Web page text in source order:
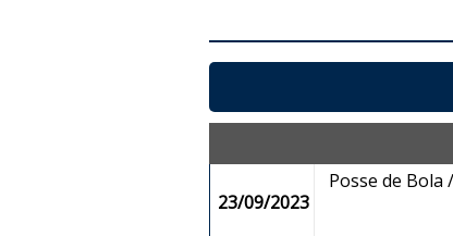
23/09/2023
Posse de Bola